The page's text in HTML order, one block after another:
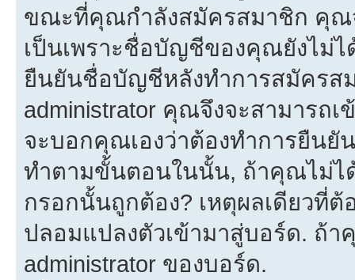
ขณะที่คุณกำลังสมัครสมาชิก คุณ
เป็นเพราะชื่อบัญชีของคุณยังไม่
ยืนยันชื่อบัญชีหลังทำการสมัครส
administrator คุณจึงจะสามารถ
จะบอกคุณเองว่าต้องทำการยืน
ทำตามขั้นตอนในนั้น, ถ้าคุณไม่ไ
กรอกนั้นถูกต้อง? เหตุผลเดียวที่
ปลอมแปลงตัวเข้ามาสู่บอร์ด. ถ้
administrator ของบอร์ด.